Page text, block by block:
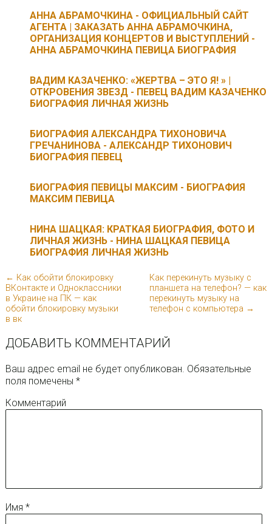
АННА АБРАМОЧКИНА - ОФИЦИАЛЬНЫЙ САЙТ
АГЕНТА | ЗАКАЗАТЬ АННА АБРАМОЧКИНА,
ОРГАНИЗАЦИЯ КОНЦЕРТОВ И ВЫСТУПЛЕНИЙ -
АННА АБРАМОЧКИНА ПЕВИЦА БИОГРАФИЯ
ВАДИМ КАЗАЧЕНКО: «ЖЕРТВА – ЭТО Я! » |
ОТКРОВЕНИЯ ЗВЕЗД - ПЕВЕЦ ВАДИМ КАЗАЧЕНКО
БИОГРАФИЯ ЛИЧНАЯ ЖИЗНЬ
БИОГРАФИЯ АЛЕКСАНДРА ТИХОНОВИЧА
ГРЕЧАНИНОВА - АЛЕКСАНДР ТИХОНОВИЧ
БИОГРАФИЯ ПЕВЕЦ
БИОГРАФИЯ ПЕВИЦЫ МАКСИМ - БИОГРАФИЯ
МАКСИМ ПЕВИЦА
НИНА ШАЦКАЯ: КРАТКАЯ БИОГРАФИЯ, ФОТО И
ЛИЧНАЯ ЖИЗНЬ - НИНА ШАЦКАЯ ПЕВИЦА
БИОГРАФИЯ ЛИЧНАЯ ЖИЗНЬ
← Как обойти блокировку
ВКонтакте и Одноклассники
в Украине на ПК — как
обойти блокировку музыки
в вк
Как перекинуть музыку с
планшета на телефон? — как
перекинуть музыку на
телефон с компьютера →
ДОБАВИТЬ КОММЕНТАРИЙ
Ваш адрес email не будет опубликован. Обязательные
поля помечены *
Комментарий
Имя *